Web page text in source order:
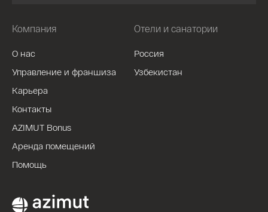
Компания
О нас
Управление и франшиза
Карьера
Контакты
AZIMUT Bonus
Аренда помещений
Помощь
Отели и санатории
Россия
Узбекистан